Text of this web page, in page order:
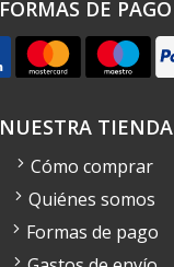
FORMAS DE PAGO
NUESTRA TIENDA
Cómo comprar
Quiénes somos
Formas de pago